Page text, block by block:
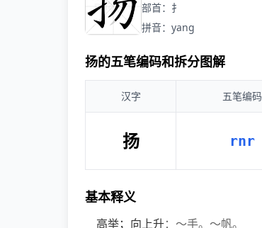
部首：扌
拼音：yang
扬的五笔编码和拆分图解
汉字 五笔编码
扬 rnr
基本释义
高举；向上升：～手。～帆。